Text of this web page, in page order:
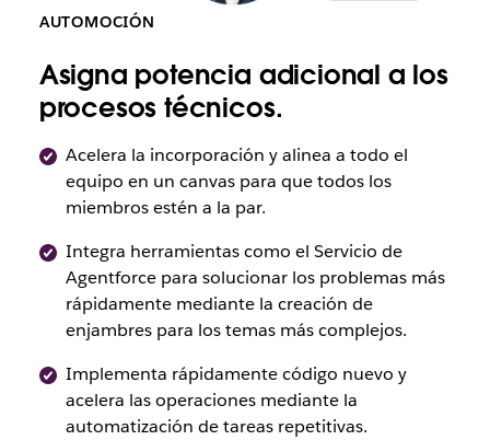
AUTOMOCIÓN
Asigna potencia adicional a los
procesos técnicos.
Acelera la incorporación y alinea a todo el
equipo en un canvas para que todos los
miembros estén a la par.
Integra herramientas como el Servicio de
Agentforce para solucionar los problemas más
rápidamente mediante la creación de
enjambres para los temas más complejos.
Implementa rápidamente código nuevo y
acelera las operaciones mediante la
automatización de tareas repetitivas.